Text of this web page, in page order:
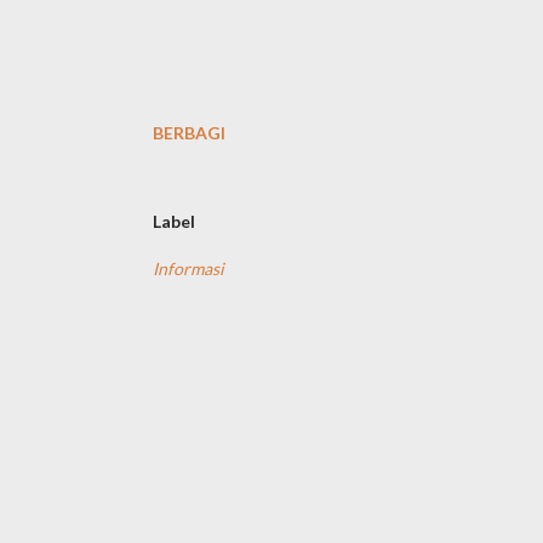
BERBAGI
Label
Informasi